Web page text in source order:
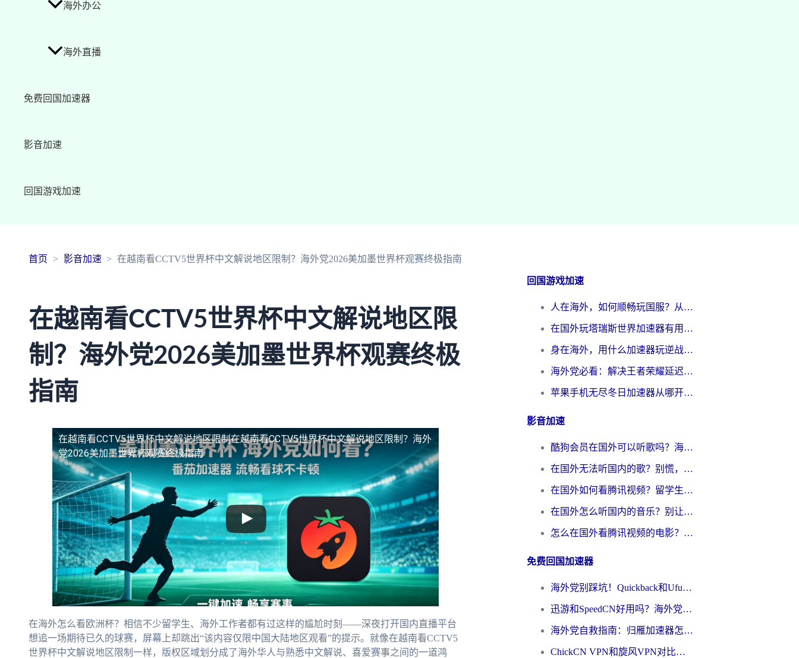
海外办公
海外直播
免费回国加速器
影音加速
回国游戏加速
首页 影音加速 在越南看CCTV5世界杯中文解说地区限制？海外党2026美加墨世界杯观赛终极指南
在越南看CCTV5世界杯中文解说地区限
制？海外党2026美加墨世界杯观赛终极
指南
在越南看CCTV5世界杯中文解说地区限制在越南看CCTV5世界杯中文解说地区限制？海外
党2026美加墨世界杯观赛终极指南
在海外怎么看欧洲杯？相信不少留学生、海外工作者都有过这样的尴尬时刻——深夜打开国内直播平台
想追一场期待已久的球赛，屏幕上却跳出“该内容仅限中国大陆地区观看”的提示。就像在越南看CCTV5
世界杯中文解说地区限制一样，版权区域划分成了海外华人与熟悉中文解说、喜爱赛事之间的一道鸿
回国游戏加速
人在海外，如何顺畅玩国服？从《王者荣耀》到《云图计划》的加速器终极指南
在国外玩塔瑞斯世界加速器有用吗？海外玩家亲测后的真实答案
身在海外，用什么加速器玩逆战才能告别延迟？
海外党必看：解决王者荣耀延迟的加速器终极指南——从EVE到猫和老鼠，一个工具全搞定
苹果手机无尽冬日加速器从哪开启？海外玩家的冬日生存指南
影音加速
酷狗会员在国外可以听歌吗？海外党亲测有效：3步解决音乐权限难题
在国外无法听国内的歌？别慌，这样操作就能畅听QQ音乐（附亲测加速器推荐）
在国外如何看腾讯视频？留学生亲测有效的回国加速方案
在国外怎么听国内的音乐？别让版权限制断了你的华语歌单
怎么在国外看腾讯视频的电影？海外党亲测有效的回国加速指南
免费回国加速器
海外党别踩坑！Quickback和UfunR好用吗？选对回国加速器才能无缝刷国内资源
迅游和SpeedCN好用吗？海外党如何破解那道看不见的墙
海外党自救指南：归雁加速器怎么样？教你避开坑实现国内资源无缝访问
ChickCN VPN和旋风VPN对比哪个回国效果更好？海外用户的选择困境与出路